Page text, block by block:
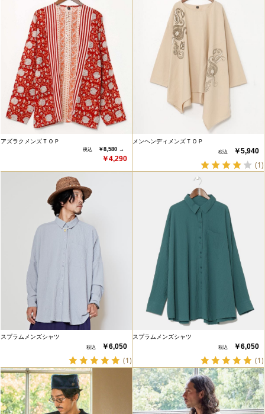
アズラクメンズＴＯＰ
￥8,580 →
￥4,290
メンヘンディメンズＴＯＰ
￥5,940
(1)
スプラムメンズシャツ
￥6,050
(1)
スプラムメンズシャツ
￥6,050
(1)